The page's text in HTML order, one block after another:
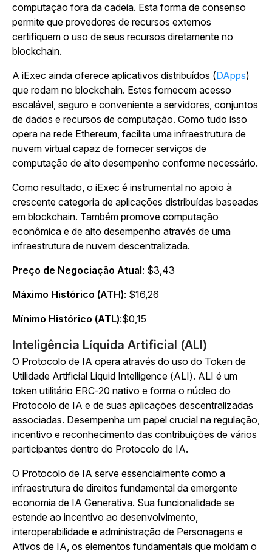
computação fora da cadeia. Esta forma de consenso
permite que provedores de recursos externos
certifiquem o uso de seus recursos diretamente no
blockchain.
A iExec ainda oferece aplicativos distribuídos (DApps)
que rodam no blockchain. Estes fornecem acesso
escalável, seguro e conveniente a servidores, conjuntos
de dados e recursos de computação. Como tudo isso
opera na rede Ethereum, facilita uma infraestrutura de
nuvem virtual capaz de fornecer serviços de
computação de alto desempenho conforme necessário.
Como resultado, o iExec é instrumental no apoio à
crescente categoria de aplicações distribuídas baseadas
em blockchain. Também promove computação
econômica e de alto desempenho através de uma
infraestrutura de nuvem descentralizada.
Preço de Negociação Atual: $3,43
Máximo Histórico (ATH): $16,26
Mínimo Histórico (ATL):$0,15
Inteligência Líquida Artificial (ALI)
O Protocolo de IA opera através do uso do Token de
Utilidade Artificial Liquid Intelligence (ALI). ALI é um
token utilitário ERC-20 nativo e forma o núcleo do
Protocolo de IA e de suas aplicações descentralizadas
associadas. Desempenha um papel crucial na regulação,
incentivo e reconhecimento das contribuições de vários
participantes dentro do Protocolo de IA.
O Protocolo de IA serve essencialmente como a
infraestrutura de direitos fundamental da emergente
economia de IA Generativa. Sua funcionalidade se
estende ao incentivo ao desenvolvimento,
interoperabilidade e administração de Personagens e
Ativos de IA, os elementos fundamentais que moldam o